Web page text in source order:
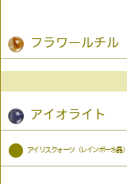
フラワールチル
アイオライト
● アイリスクォーツ（レインボー水晶）